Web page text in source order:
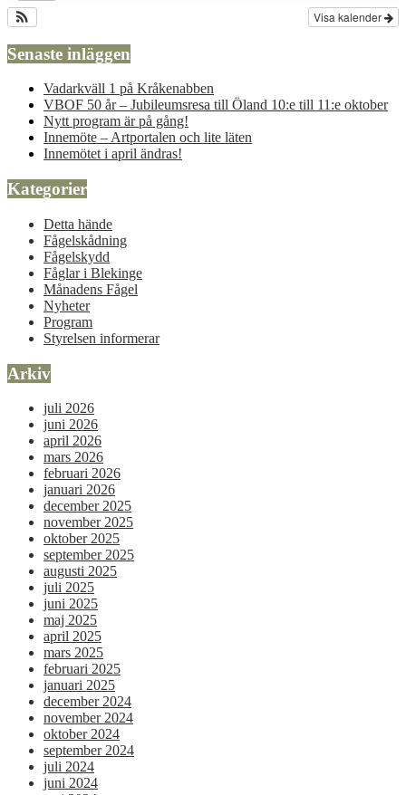
Visa kalender
Senaste inläggen
Vadarkväll 1 på Kråkenabben
VBOF 50 år – Jubileumsresa till Öland 10:e till 11:e oktober
Nytt program är på gång!
Innemöte – Artportalen och lite läten
Innemötet i april ändras!
Kategorier
Detta hände
Fågelskådning
Fågelskydd
Fåglar i Blekinge
Månadens Fågel
Nyheter
Program
Styrelsen informerar
Arkiv
juli 2026
juni 2026
april 2026
mars 2026
februari 2026
januari 2026
december 2025
november 2025
oktober 2025
september 2025
augusti 2025
juli 2025
juni 2025
maj 2025
april 2025
mars 2025
februari 2025
januari 2025
december 2024
november 2024
oktober 2024
september 2024
juli 2024
juni 2024